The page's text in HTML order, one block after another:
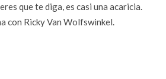
que te diga, es casi una acaricia.
con Ricky Van Wolfswinkel.